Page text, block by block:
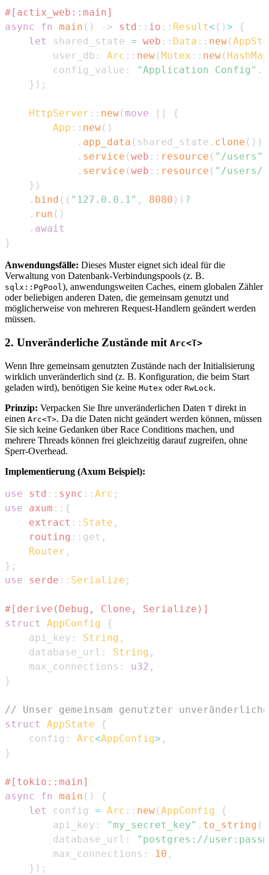
#[actix_web::main]
async
fn main ( ) -> std :: io :: Result< ( ) >
{
let
shared_state = web :: Data :: new(
        user_db
: Arc :: new(Mutex :: new( HashMap
        config_value
: "Application Config" .
} ) ;
HttpServer :: new( move | |
{
App :: new( )
. app_data ( shared_state . clone ( ) )
. service (web :: resource ( "/users"
. service (web :: resource ( "/users/
} )
. bind ( ( "127.0.0.1" , 8080 ) ) ?
. run ( )
. await
}
Anwendungsfälle: Dieses Muster eignet sich ideal für die
Verwaltung von Datenbank-Verbindungspools (z. B.
sqlx::PgPool), anwendungsweiten Caches, einem globalen Zähler
oder beliebigen anderen Daten, die gemeinsam genutzt und
möglicherweise von mehreren Request-Handlern geändert werden
müssen.
2. Unveränderliche Zustände mit Arc<T>
Wenn Ihre gemeinsam genutzten Zustände nach der Initialisierung
wirklich unveränderlich sind (z. B. Konfiguration, die beim Start
geladen wird), benötigen Sie keine Mutex oder RwLock.
Prinzip: Verpacken Sie Ihre unveränderlichen Daten T direkt in
einen Arc<T>. Da die Daten nicht geändert werden können, müssen
Sie sich keine Gedanken über Race Conditions machen, und
mehrere Threads können frei gleichzeitig darauf zugreifen, ohne
Sperr-Overhead.
Implementierung (Axum Beispiel):
use std :: sync :: Arc ;
use
axum :: {
extract :: State ,
routing :: get ,
Router ,
} ;
use
serde :: Serialize ;
#[derive(Debug, Clone, Serialize)]
struct
AppConfig
{
    api_key
: String ,
    database_url
: String ,
    max_connections
: u32 ,
}
// Unser gemeinsam genutzter
struct
AppState
{
    config
: Arc<AppConfig> ,
}
#[tokio::main]
async
fn main ( )
{
let
config = Arc :: new(AppConfig
{
        api_key
: "my_secret_key" . to_string (
        database_url
:
"postgres://
        max_connections
: 10 ,
} ) ;